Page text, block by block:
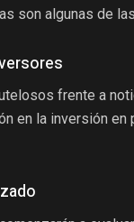
son algunas de
frente a
en la inversión